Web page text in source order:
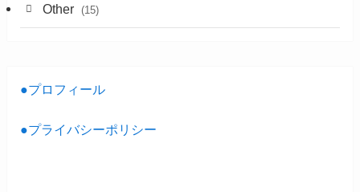
Other (15)
●プロフィール
●プライバシーポリシー